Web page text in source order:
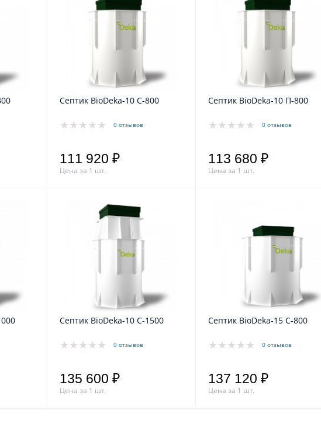
Септик BioDeka-10 C-800
0 отзывов
111 920 ₽
Цена за 1 шт.
Септик BioDeka-10 П-800
0 отзывов
113 680 ₽
Цена за 1 шт.
Септик BioDeka-10 C-1500
0 отзывов
135 600 ₽
Цена за 1 шт.
Септик BioDeka-15 C-800
0 отзывов
137 120 ₽
Цена за 1 шт.